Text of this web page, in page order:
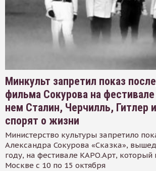
Минкульт запретил показ
фильма Сокурова на
нем Сталин, Черчилль, Гитлер
спорят о жизни
Министерство культуры запретило
Александра Сокурова «Сказка»,
году, на фестивале КАРО.Арт, который
Москве с 10 по 15 октября